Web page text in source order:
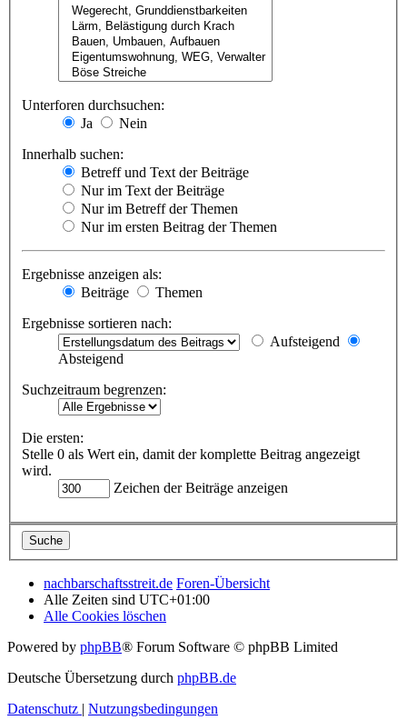
Unterforen durchsuchen:
Ja
Nein
Innerhalb suchen:
Betreff und Text der Beiträge
Nur im Text der Beiträge
Nur im Betreff der Themen
Nur im ersten Beitrag der Themen
Ergebnisse anzeigen als:
Beiträge
Themen
Ergebnisse sortieren nach:
Aufsteigend
Absteigend
Suchzeitraum begrenzen:
Die ersten:
Stelle 0 als Wert ein, damit der komplette Beitrag angezeigt
wird.
Zeichen der Beiträge anzeigen
nachbarschaftsstreit.de Foren-Übersicht
Alle Zeiten sind UTC+01:00
Alle Cookies löschen
Powered by phpBB® Forum Software © phpBB Limited
Deutsche Übersetzung durch phpBB.de
Datenschutz | Nutzungsbedingungen